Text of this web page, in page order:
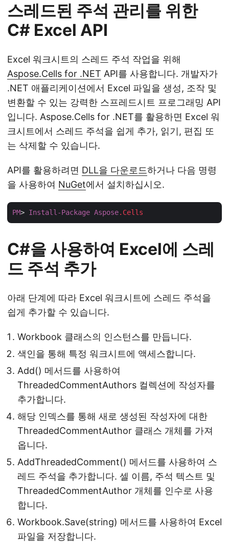
스레드된 주석 관리를 위한
C# Excel API
Excel 워크시트의 스레드 주석 작업을 위해
Aspose.Cells for .NET API를 사용합니다. 개발자가
.NET 애플리케이션에서 Excel 파일을 생성, 조작 및
변환할 수 있는 강력한 스프레드시트 프로그래밍 API
입니다. Aspose.Cells for .NET를 활용하면 Excel 워
크시트에서 스레드 주석을 쉽게 추가, 읽기, 편집 또
는 삭제할 수 있습니다.
API를 활용하려면 DLL을 다운로드하거나 다음 명령
을 사용하여 NuGet에서 설치하십시오.
PM> Install-Package Aspose.Cells
C#을 사용하여 Excel에 스레
드 주석 추가
아래 단계에 따라 Excel 워크시트에 스레드 주석을
쉽게 추가할 수 있습니다.
Workbook 클래스의 인스턴스를 만듭니다.
색인을 통해 특정 워크시트에 액세스합니다.
Add() 메서드를 사용하여
ThreadedCommentAuthors 컬렉션에 작성자를
추가합니다.
해당 인덱스를 통해 새로 생성된 작성자에 대한
ThreadedCommentAuthor 클래스 개체를 가져
옵니다.
AddThreadedComment() 메서드를 사용하여 스
레드 주석을 추가합니다. 셀 이름, 주석 텍스트 및
ThreadedCommentAuthor 개체를 인수로 사용
합니다.
Workbook.Save(string) 메서드를 사용하여 Excel
파일을 저장합니다.